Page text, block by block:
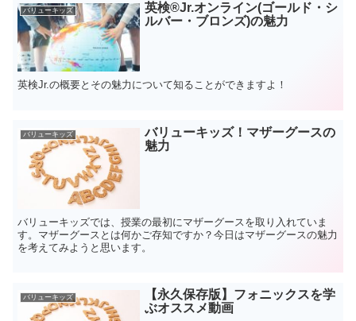
バリューキッズ
英検®Jr.オンライン(ゴールド・シ
ルバー・ブロンズ)の魅力
英検Jr.の概要とその魅力について知ることができますよ！
バリューキッズ
バリューキッズ！マザーグースの
魅力
バリューキッズでは、授業の最初にマザーグースを取り入れていま
す。マザーグースとは何かご存知ですか？今日はマザーグースの魅力
を考えてみようと思います。
バリューキッズ
【永久保存版】フォニックスを学
ぶオススメ動画